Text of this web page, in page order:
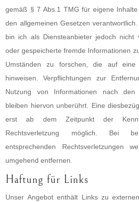
gemäß § 7 Abs.1 TMG für eigene
den allgemeinen Gesetzen
bin ich als Diensteanbieter jedoch nicht
oder gespeicherte fremde Informationen
Umständen zu forschen, die auf eine
hinweisen. Verpflichtungen zur
Nutzung von Informationen nach den
bleiben hiervon unberührt. Eine
erst ab dem Zeitpunkt der
Rechtsverletzung möglich. Bei
entsprechenden Rechtsverletzungen
umgehend entfernen.
Haftung für Links
Unser Angebot enthält Links zu